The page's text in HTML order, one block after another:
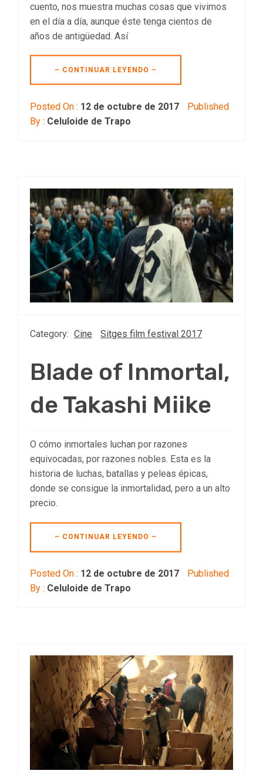
cuento, nos muestra muchas cosas que vivimos
en el día a día, aunque éste tenga cientos de
años de antigüedad. Así
– CONTINUAR LEYENDO –
Posted On : 12 de octubre de 2017
Published
By : Celuloide de Trapo
Category: Cine Sitges film festival 2017
Blade of Inmortal,
de Takashi Miike
O cómo inmortales luchan por razones
equivocadas, por razones nobles. Esta es la
historia de luchas, batallas y peleas épicas,
donde se consigue la inmortalidad, pero a un alto
precio.
– CONTINUAR LEYENDO –
Posted On : 12 de octubre de 2017
Published
By : Celuloide de Trapo